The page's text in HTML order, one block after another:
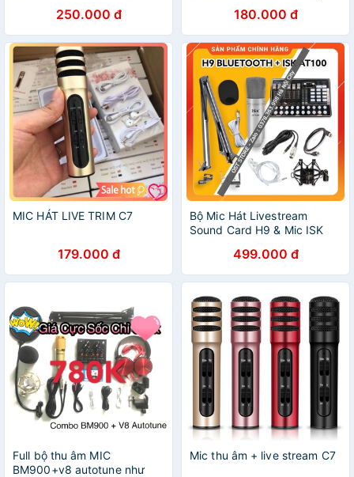
Chuyên Livestream , Thu Âm
, Live Bigo , Tiktok
250.000 đ
Kiện Tai Nghe, Cáp Sạc, Dây
Live,...
180.000 đ
MIC HÁT LIVE TRIM C7
179.000 đ
Bộ Mic Hát Livestream
Sound Card H9 & Mic ISK
Livestream , Thu Âm , Live
Bigo , Tiktok
499.000 đ
Full bộ thu âm MIC
BM900+v8 autotune như
Mic thu âm + live stream C7